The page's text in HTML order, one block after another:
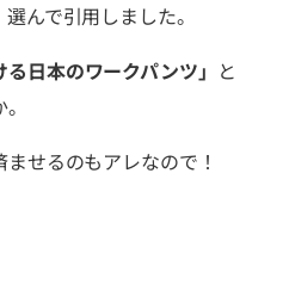
んで引用しました。
る日本のワークパンツ」 と
せるのもアレなので！